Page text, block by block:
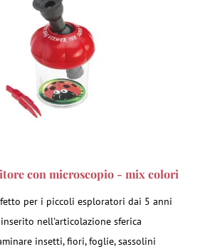
con microscopio - mix colori
per i piccoli esploratori dai 5 anni
nell'articolazione sferica
insetti, fiori, foglie, sassolini